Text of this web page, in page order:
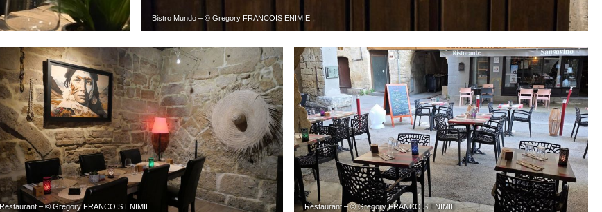
Bistro Mundo – © Gregory FRANCOIS ENIMIE
Restaurant – © Gregory FRANCOIS ENIMIE Restaurant – © Gregory FRANCOIS ENIMIE